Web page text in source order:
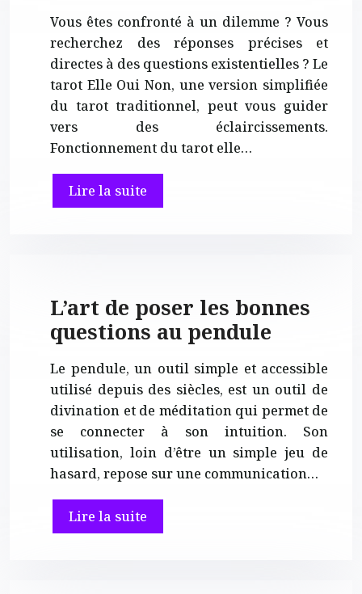
Vous êtes confronté à un dilemme ? Vous
recherchez des réponses précises et
directes à des questions existentielles ? Le
tarot Elle Oui Non, une version simplifiée
du tarot traditionnel, peut vous guider
vers des éclaircissements.
Fonctionnement du tarot elle…
Lire la suite
L’art de poser les bonnes
questions au pendule
Le pendule, un outil simple et accessible
utilisé depuis des siècles, est un outil de
divination et de méditation qui permet de
se connecter à son intuition. Son
utilisation, loin d’être un simple jeu de
hasard, repose sur une communication…
Lire la suite